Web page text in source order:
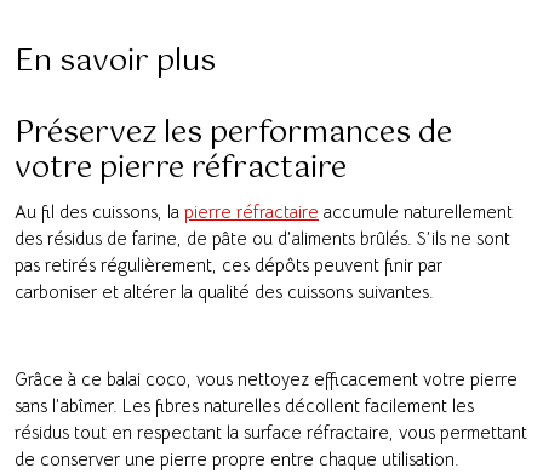
En savoir plus
Préservez les performances de
votre pierre réfractaire
Au fil des cuissons, la pierre réfractaire accumule naturellement
des résidus de farine, de pâte ou d’aliments brûlés. S’ils ne sont
pas retirés régulièrement, ces dépôts peuvent finir par
carboniser et altérer la qualité des cuissons suivantes.
Grâce à ce balai coco, vous nettoyez efficacement votre pierre
sans l’abîmer. Les fibres naturelles décollent facilement les
résidus tout en respectant la surface réfractaire, vous permettant
de conserver une pierre propre entre chaque utilisation.